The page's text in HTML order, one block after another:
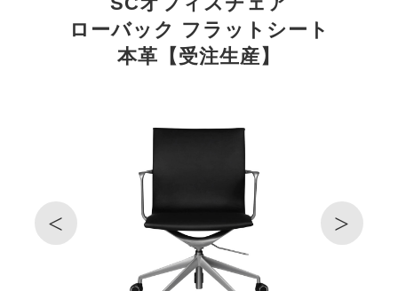
ローバック フラットシート
本革【受注生産】
< >